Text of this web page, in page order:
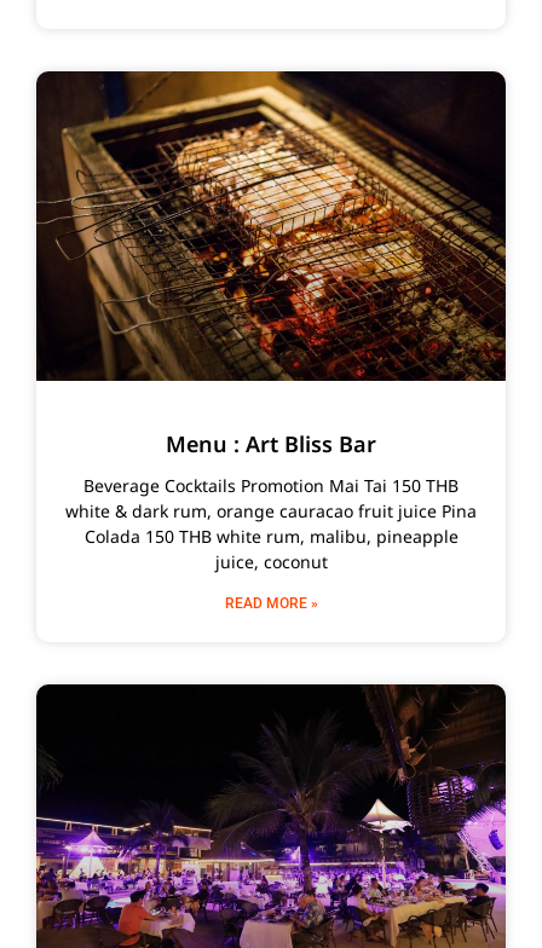
Menu : Art Bliss Bar
Beverage Cocktails Promotion Mai Tai 150 THB
white & dark rum, orange cauracao fruit juice Pina
Colada 150 THB white rum, malibu, pineapple
juice, coconut
READ MORE »